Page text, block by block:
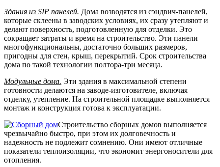
Здания из SIP панелей. Дома возводятся из сэндвич-панелей,
которые склеены в заводских условиях, их сразу утепляют и
делают поверхность, подготовленную для отделки. Это
сокращает затраты и время на строительство. Эти панели
многофункциональны, достаточно больших размеров,
пригодны для стен, крыш, перекрытий. Срок строительства
дома по такой технологии полтора-три месяца.
Модульные дома. Эти здания в максимальной степени
готовности делаются на заводе-изготовителе, включая
отделку, утепление. На строительной площадке выполняется
монтаж и конструкция готова к эксплуатации.
Строительство сборных домов выполняется
чрезвычайно быстро, при этом их долговечность и
надежность не подлежит сомнению. Они имеют отличные
показатели теплоизоляции, что экономит энергоносители для
отопления.